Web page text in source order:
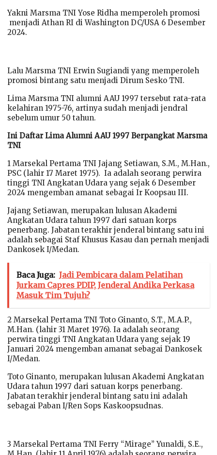
Yakni Marsma TNI Yose Ridha memperoleh promosi
menjadi Athan RI di Washington DC/USA 6 Desember
2024.
Lalu Marsma TNI Erwin Sugiandi yang memperoleh
promosi bintang satu menjadi Dirum Sesko TNI.
Lima Marsma TNI alumni AAU 1997 tersebut rata-rata
kelahiran 1975-76, artinya sudah menjadi jendral
sebelum umur 50 tahun.
Ini Daftar Lima Alumni AAU 1997 Berpangkat Marsma
TNI
1 Marsekal Pertama TNI Jajang Setiawan, S.M., M.Han.,
PSC (lahir 17 Maret 1975). Ia adalah seorang perwira
tinggi TNI Angkatan Udara yang sejak 6 Desember
2024 mengemban amanat sebagai Ir Koopsau III.
Jajang Setiawan, merupakan lulusan Akademi
Angkatan Udara tahun 1997 dari satuan korps
penerbang. Jabatan terakhir jenderal bintang satu ini
adalah sebagai Staf Khusus Kasau dan pernah menjadi
Dankosek I/Medan.
Baca Juga: Jadi Pembicara dalam Pelatihan
Jurkam Capres PDIP, Jenderal Andika Perkasa
Masuk Tim Tujuh?
2 Marsekal Pertama TNI Toto Ginanto, S.T., M.A.P.,
M.Han. (lahir 31 Maret 1976). Ia adalah seorang
perwira tinggi TNI Angkatan Udara yang sejak 19
Januari 2024 mengemban amanat sebagai Dankosek
I/Medan.
Toto Ginanto, merupakan lulusan Akademi Angkatan
Udara tahun 1997 dari satuan korps penerbang.
Jabatan terakhir jenderal bintang satu ini adalah
sebagai Paban I/Ren Sops Kaskoopsudnas.
3 Marsekal Pertama TNI Ferry “Mirage” Yunaldi, S.E.,